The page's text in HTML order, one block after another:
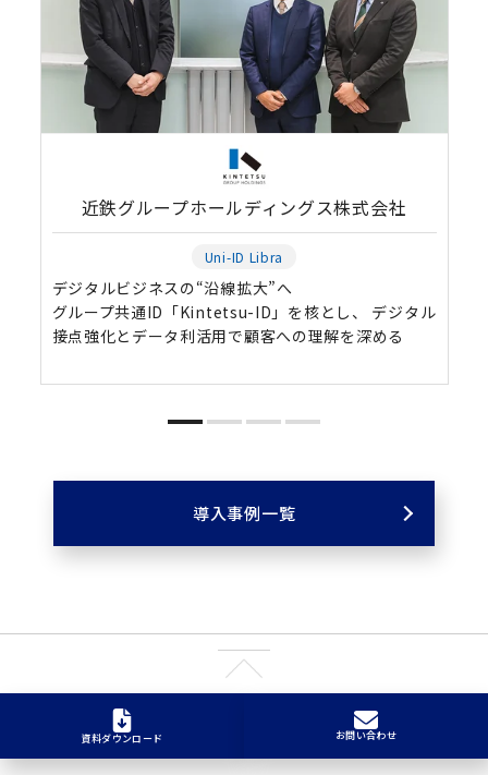
近鉄グループホールディングス株式会社
Uni-ID Libra
デジタルビジネスの“沿線拡大”へ
グループ共通ID「Kintetsu-ID」を核とし、 デジタル
接点強化とデータ利活用で顧客への理解を深める
導入事例一覧
資料ダウンロード お問い合わせ